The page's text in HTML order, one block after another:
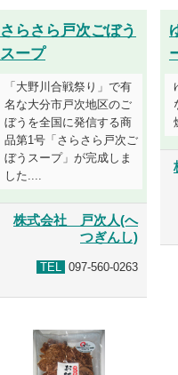
さらさら戸次ごぼう
スープ
「大野川合戦祭り」で有
名な大分市戸次地区のご
ぼうを全国に発信する商
品第1号「さらさら戸次ご
ぼうスープ」が完成しま
した....
株式会社 戸次人(へ
つぎんし)
TEL 097-560-0263